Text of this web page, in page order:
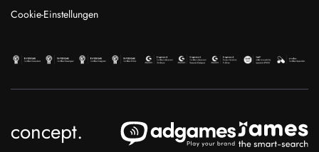
Cookie-Einstellungen
concept.